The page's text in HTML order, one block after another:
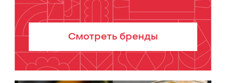
Смотреть бренды